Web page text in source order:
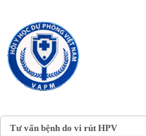
Tư vấn bệnh do vi rút HPV